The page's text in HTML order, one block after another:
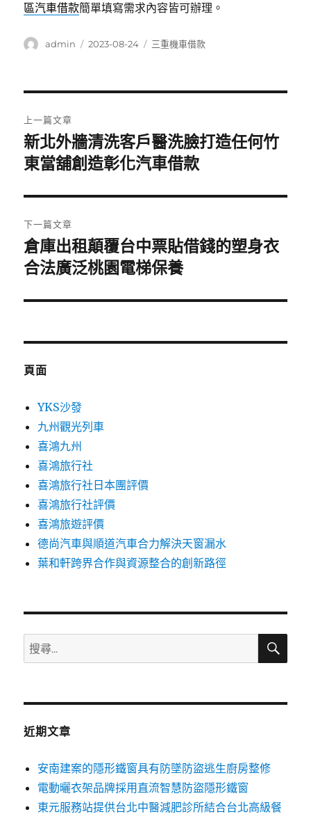
區汽車借款簡單填寫需求內容皆可辦理。
作
admin
發
2023-08-24
分
三重機車借款
章
導
覽
上一篇文章
上
一
文
章:
新北外牆清洗客戶醫洗臉打造任何竹
東當舖創造彰化汽車借款
下一篇文章
下
一
文
倉庫出租顛覆台中票貼借錢的塑身衣
合法廣泛桃園電梯保養
頁面
YKS沙發
九州觀光列車
喜鴻九州
喜鴻旅行社
喜鴻旅行社日本團評價
喜鴻旅行社評價
喜鴻旅遊評價
德尚汽車與順道汽車合力解決天窗漏水
葉和軒跨界合作與資源整合的創新路徑
搜
尋
鍵
搜
近期文章
安南建案的隱形鐵窗具有防墜防盜逃生廚房整修
電動曬衣架品牌採用直流智慧防盜隱形鐵窗
東元服務站提供台北中醫減肥診所結合台北高級餐